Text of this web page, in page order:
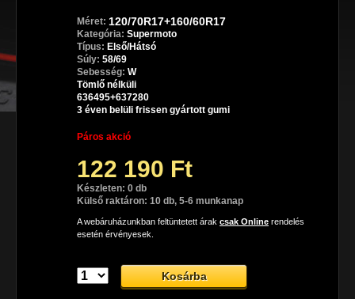
Méret: 120/70R17+160/60R17
Kategória: Supermoto
Típus: Első/Hátsó
Súly: 58/69
Sebesség: W
Tömlő nélküli
636495+637280
3 éven belüli frissen gyártott gumi
Páros akció
122 190 Ft
Készleten: 0 db
Külső raktáron: 10 db, 5-6 munkanap
A webáruházunkban feltüntetett árak csak Online rendelés
esetén érvényesek.